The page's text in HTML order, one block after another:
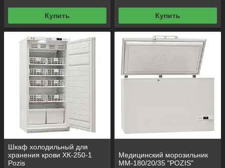
Купить Купить
Шкаф холодильный для
хранения крови ХК-250-1
Pozis
Медицинский морозильник
ММ-180/20/35 "POZIS"